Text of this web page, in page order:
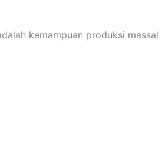
kemampuan produksi massal